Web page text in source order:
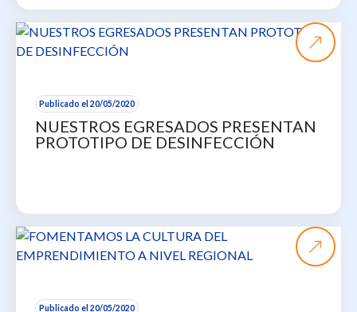
Publicado el 20/05/2020
NUESTROS EGRESADOS PRESENTAN
PROTOTIPO DE DESINFECCIÓN
Publicado el 20/05/2020